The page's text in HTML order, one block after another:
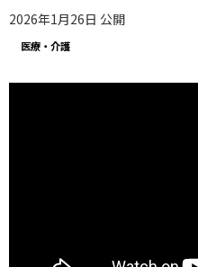
2026年1月26日 公開
医療・介護